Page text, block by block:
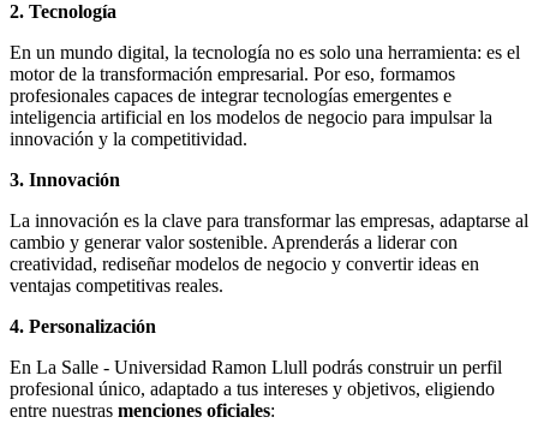
2. Tecnología
En un mundo digital, la tecnología no es solo una herramienta: es el
motor de la transformación empresarial. Por eso, formamos
profesionales capaces de integrar tecnologías emergentes e
inteligencia artificial en los modelos de negocio para impulsar la
innovación y la competitividad.
3. Innovación
La innovación es la clave para transformar las empresas, adaptarse al
cambio y generar valor sostenible. Aprenderás a liderar con
creatividad, rediseñar modelos de negocio y convertir ideas en
ventajas competitivas reales.
4. Personalización
En La Salle - Universidad Ramon Llull podrás construir un perfil
profesional único, adaptado a tus intereses y objetivos, eligiendo
entre nuestras menciones oficiales: